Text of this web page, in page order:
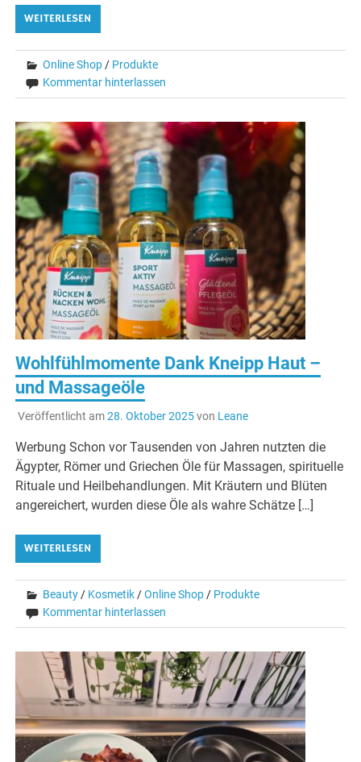
WEITERLESEN
Online Shop/ Produkte
Kommentar hinterlassen
Wohlfühlmomente Dank Kneipp Haut –
und Massageöle
Veröffentlicht am28. Oktober 2025von Leane
Werbung Schon vor Tausenden von Jahren nutzten die
Ägypter, Römer und Griechen Öle für Massagen, spirituelle
Rituale und Heilbehandlungen. Mit Kräutern und Blüten
angereichert, wurden diese Öle als wahre Schätze […]
WEITERLESEN
Beauty / Kosmetik /Online Shop / Produkte
Kommentar hinterlassen